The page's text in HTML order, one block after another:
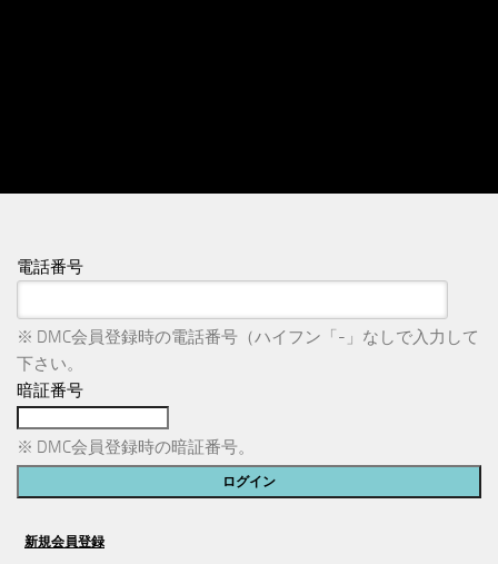
電話番号
※ DMC会員登録時の電話番号（ハイフン「-」なしで入力して
下さい。
暗証番号
※ DMC会員登録時の暗証番号。